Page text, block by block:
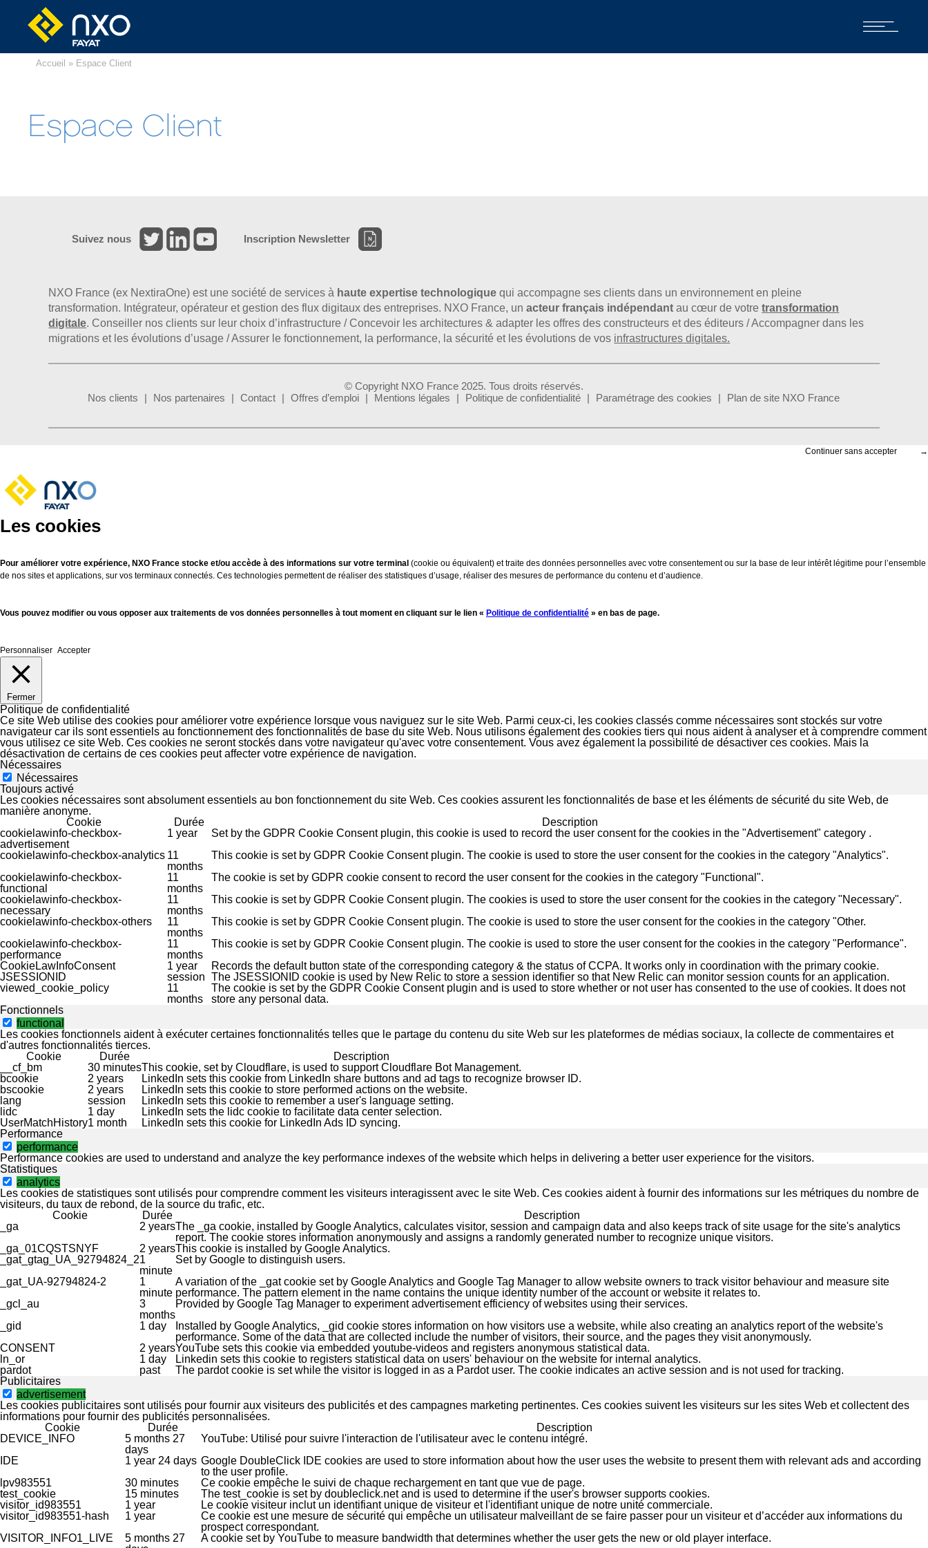
Accueil » Espace Client
Espace Client
Suivez nous Inscription Newsletter
NXO France (ex NextiraOne) est une société de services à haute expertise technologique qui accompagne ses clients dans un environnement en pleine
transformation. Intégrateur, opérateur et gestion des flux digitaux des entreprises. NXO France, unacteur français indépendant au cœur de votretransformation
digitale. Conseiller nos clients sur leur choix d’infrastructure / Concevoir les architectures & adapter les offres des constructeurs et des éditeurs / Accompagner dans les
migrations et les évolutions d’usage / Assurer le fonctionnement, la performance, la sécurité et les évolutions de vos infrastructures digitales.
© Copyright NXO France 2025. Tous droits réservés.
Nos clients
Nos partenaires Contact Offres d’emploi Mentions légales Politique de confidentialité Paramétrage des cookies Plan de site NXO France
Continuer sans accepter →
Les cookies
Pour améliorer votre expérience, NXO France stocke et/ou accède à des informations sur votre terminal (cookie ou équivalent) et traite des données personnelles avec votre consentement ou sur la base de leur intérêt légitime pour l’ensemble
de nos sites et applications, sur vos terminaux connectés. Ces technologies permettent de réaliser des statistiques d’usage, réaliser des mesures de performance du contenu et d’audience.
Vous pouvez modifier ou vous opposer aux traitements de vos données personnelles à tout moment en cliquant sur le lien « Politique de confidentialité » en bas de page.
Personnaliser Accepter
Fermer
Politique de confidentialité
Ce site Web utilise des cookies pour améliorer votre expérience lorsque vous naviguez sur le site Web. Parmi ceux-ci, les cookies classés comme nécessaires sont stockés sur votre
navigateur car ils sont essentiels au fonctionnement des fonctionnalités de base du site Web. Nous utilisons également des cookies tiers qui nous aident à analyser et à comprendre comment
vous utilisez ce site Web. Ces cookies ne seront stockés dans votre navigateur qu'avec votre consentement. Vous avez également la possibilité de désactiver ces cookies. Mais la
désactivation de certains de ces cookies peut affecter votre expérience de navigation.
Nécessaires
Nécessaires
Toujours activé
Les cookies nécessaires sont absolument essentiels au bon fonctionnement du site Web. Ces cookies assurent les fonctionnalités de base et les éléments de sécurité du site Web, de
manière anonyme.
Cookie
Durée
Description
cookielawinfo-checkbox-
advertisement
1 year
Set by the GDPR Cookie Consent plugin, this cookie is used to record the user consent for the cookies in the "Advertisement" category .
cookielawinfo-checkbox-analytics 11
months
This cookie is set by GDPR Cookie Consent plugin. The cookie is used to store the user consent for the cookies in the category "Analytics".
cookielawinfo-checkbox-
functional
11
months
The cookie is set by GDPR cookie consent to record the user consent for the cookies in the category "Functional".
cookielawinfo-checkbox-
necessary
11
months
This cookie is set by GDPR Cookie Consent plugin. The cookies is used to store the user consent for the cookies in the category "Necessary".
cookielawinfo-checkbox-others
11
months
This cookie is set by GDPR Cookie Consent plugin. The cookie is used to store the user consent for the cookies in the category "Other.
cookielawinfo-checkbox-
performance
11
months
This cookie is set by GDPR Cookie Consent plugin. The cookie is used to store the user consent for the cookies in the category "Performance".
CookieLawInfoConsent
1 year
Records the default button state of the corresponding category & the status of CCPA. It works only in coordination with the primary cookie.
JSESSIONID
session The JSESSIONID cookie is used by New Relic to store a session identifier so that New Relic can monitor session counts for an application.
viewed_cookie_policy
11
months
The cookie is set by the GDPR Cookie Consent plugin and is used to store whether or not user has consented to the use of cookies. It does not
store any personal data.
Fonctionnels
functional
Les cookies fonctionnels aident à exécuter certaines fonctionnalités telles que le partage du contenu du site Web sur les plateformes de médias sociaux, la collecte de commentaires et
d'autres fonctionnalités tierces.
Cookie
Durée
Description
__cf_bm
30 minutesThis cookie, set by Cloudflare, is used to support Cloudflare Bot Management.
bcookie
2 years
LinkedIn sets this cookie from LinkedIn share buttons and ad tags to recognize browser ID.
bscookie
2 years
LinkedIn sets this cookie to store performed actions on the website.
lang
session
LinkedIn sets this cookie to remember a user's language setting.
lidc
1 day
LinkedIn sets the lidc cookie to facilitate data center selection.
UserMatchHistory1 month
LinkedIn sets this cookie for LinkedIn Ads ID syncing.
Performance
performance
Performance cookies are used to understand and analyze the key performance indexes of the website which helps in delivering a better user experience for the visitors.
Statistiques
analytics
Les cookies de statistiques sont utilisés pour comprendre comment les visiteurs interagissent avec le site Web. Ces cookies aident à fournir des informations sur les métriques du nombre de
visiteurs, du taux de rebond, de la source du trafic, etc.
Cookie
Durée
Description
_ga
2 yearsThe _ga cookie, installed by Google Analytics, calculates visitor, session and campaign data and also keeps track of site usage for the site's analytics
report. The cookie stores information anonymously and assigns a randomly generated number to recognize unique visitors.
_ga_01CQSTSNYF
2 yearsThis cookie is installed by Google Analytics.
_gat_gtag_UA_92794824_21
minute
Set by Google to distinguish users.
_gat_UA-92794824-2
1
minute
A variation of the _gat cookie set by Google Analytics and Google Tag Manager to allow website owners to track visitor behaviour and measure site
performance. The pattern element in the name contains the unique identity number of the account or website it relates to.
_gcl_au
3
months
Provided by Google Tag Manager to experiment advertisement efficiency of websites using their services.
_gid
1 day
Installed by Google Analytics, _gid cookie stores information on how visitors use a website, while also creating an analytics report of the website's
performance. Some of the data that are collected include the number of visitors, their source, and the pages they visit anonymously.
CONSENT
2 yearsYouTube sets this cookie via embedded youtube-videos and registers anonymous statistical data.
ln_or
1 day
Linkedin sets this cookie to registers statistical data on users' behaviour on the website for internal analytics.
pardot
past
The pardot cookie is set while the visitor is logged in as a Pardot user. The cookie indicates an active session and is not used for tracking.
Publicitaires
advertisement
Les cookies publicitaires sont utilisés pour fournir aux visiteurs des publicités et des campagnes marketing pertinentes. Ces cookies suivent les visiteurs sur les sites Web et collectent des
informations pour fournir des publicités personnalisées.
Cookie
Durée
Description
DEVICE_INFO
5 months 27
days
YouTube: Utilisé pour suivre l'interaction de l'utilisateur avec le contenu intégré.
IDE
1 year 24 days Google DoubleClick IDE cookies are used to store information about how the user uses the website to present them with relevant ads and according
to the user profile.
lpv983551
30 minutes
Ce cookie empêche le suivi de chaque rechargement en tant que vue de page.
test_cookie
15 minutes
The test_cookie is set by doubleclick.net and is used to determine if the user's browser supports cookies.
visitor_id983551
1 year
Le cookie visiteur inclut un identifiant unique de visiteur et l'identifiant unique de notre unité commerciale.
visitor_id983551-hash
1 year
Ce cookie est une mesure de sécurité qui empêche un utilisateur malveillant de se faire passer pour un visiteur et d’accéder aux informations du
prospect correspondant.
VISITOR_INFO1_LIVE
5 months 27
A cookie set by YouTube to measure bandwidth that determines whether the user gets the new or old player interface.